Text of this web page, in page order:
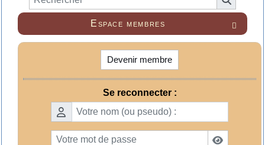

Espace membres
Devenir membre
Se reconnecter :